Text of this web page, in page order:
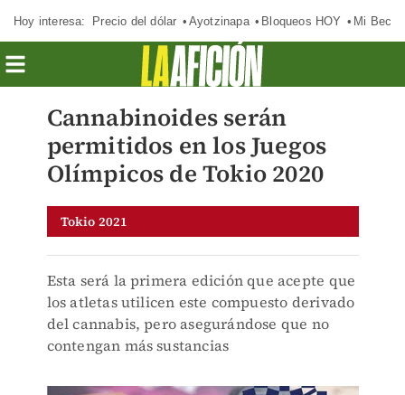
Hoy interesa: Precio del dólar Ayotzinapa Bloqueos HOY Mi Beca
Cannabinoides serán
permitidos en los Juegos
Olímpicos de Tokio 2020
Tokio 2021
Esta será la primera edición que acepte que
los atletas utilicen este compuesto derivado
del cannabis, pero asegurándose que no
contengan más sustancias